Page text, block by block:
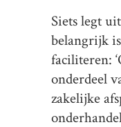
Siets legt
belangrijk
faciliteren:
onderdeel
zakelijke